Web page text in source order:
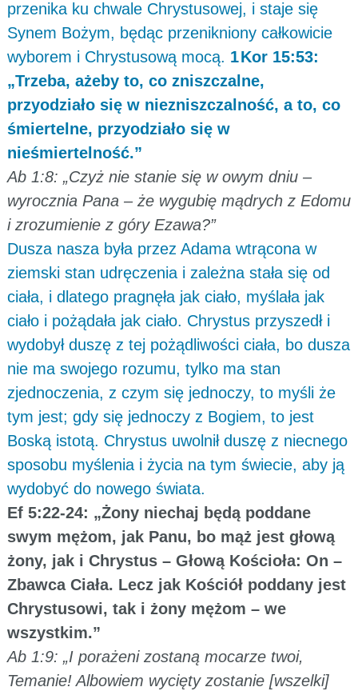
przenika ku chwale Chrystusowej, i staje się
Synem Bożym, będąc przenikniony całkowicie
wyborem i Chrystusową mocą. 1 Kor 15:53:
„Trzeba, ażeby to, co zniszczalne,
przyodziało się w niezniszczalność, a to, co
śmiertelne, przyodziało się w
nieśmiertelność.”
Ab 1:8: „Czyż nie stanie się w owym dniu –
wyrocznia Pana – że wygubię mądrych z Edomu
i zrozumienie z góry Ezawa?”
Dusza nasza była przez Adama wtrącona w
ziemski stan udręczenia i zależna stała się od
ciała, i dlatego pragnęła jak ciało, myślała jak
ciało i pożądała jak ciało. Chrystus przyszedł i
wydobył duszę z tej pożądliwości ciała, bo dusza
nie ma swojego rozumu, tylko ma stan
zjednoczenia, z czym się jednoczy, to myśli że
tym jest; gdy się jednoczy z Bogiem, to jest
Boską istotą. Chrystus uwolnił duszę z niecnego
sposobu myślenia i życia na tym świecie, aby ją
wydobyć do nowego świata.
Ef 5:22-24: „Żony niechaj będą poddane
swym mężom, jak Panu, bo mąż jest głową
żony, jak i Chrystus – Głową Kościoła: On –
Zbawca Ciała. Lecz jak Kościół poddany jest
Chrystusowi, tak i żony mężom – we
wszystkim.”
Ab 1:9: „I porażeni zostaną mocarze twoi,
Temanie! Albowiem wycięty zostanie [wszelki]